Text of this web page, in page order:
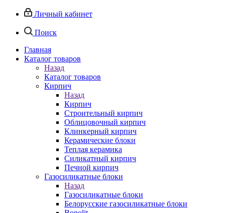
Личный кабинет
Поиск
Главная
Каталог товаров
Назад
Каталог товаров
Кирпич
Назад
Кирпич
Строительный кирпич
Облицовочный кирпич
Клинкерный кирпич
Керамические блоки
Теплая керамика
Силикатный кирпич
Печной кирпич
Газосиликатные блоки
Назад
Газосиликатные блоки
Белорусские газосиликатные блоки